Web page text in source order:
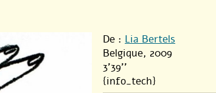
De : Lia Bertels
Belgique, 2009
3'39''
{info_tech}